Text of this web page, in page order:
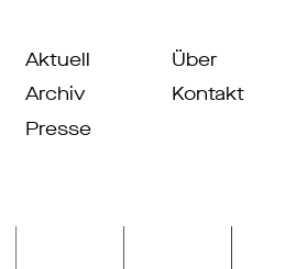
Aktuell
Archiv
Presse
Über
Kontakt